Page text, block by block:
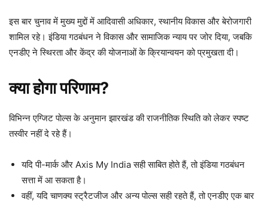
इस बार चुनाव में मुख्य मुद्दों में आदिवासी अधिकार, स्थानीय विकास और बेरोजगारी
शामिल रहे। इंडिया गठबंधन ने विकास और सामाजिक न्याय पर जोर दिया, जबकि
एनडीए ने स्थिरता और केंद्र की योजनाओं के क्रियान्वयन को प्रमुखता दी।
क्या होगा परिणाम?
विभिन्न एग्जिट पोल्स के अनुमान झारखंड की राजनीतिक स्थिति को लेकर स्पष्ट
तस्वीर नहीं दे रहे हैं।
यदि पी-मार्क और Axis My India सही साबित होते हैं, तो इंडिया गठबंधन
सत्ता में आ सकता है।
वहीं, यदि चाणक्य स्ट्रैटजीज और अन्य पोल्स सही रहते हैं, तो एनडीए एक बार